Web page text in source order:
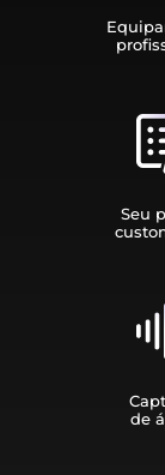
Seu
de